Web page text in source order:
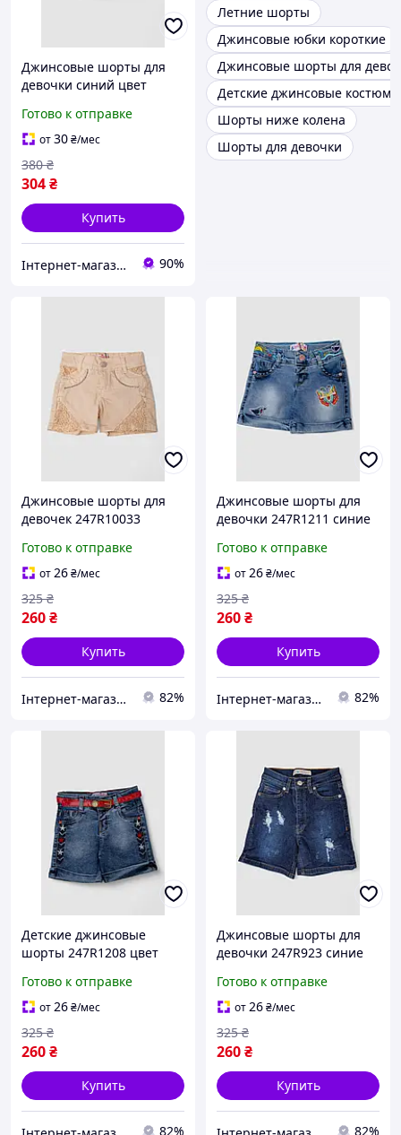
Джинсовые шорты для
девочки синий цвет
для лета стильный
дизайн
Готово к отправке
от30₴/мес
304₴
380 ₴
Купить
Інтернет-магазин Look 100 Clothes 90%
Летние шорты
Джинсовые юбки короткие
Джинсовые шорты для
Детские джинсовые костюмы
Шорты ниже колена
Шорты для девочки
Джинсовые шорты для
девочек 247R10033
лета с карманами и
поясом на резинке
Готово к отправке
от26₴/мес
260₴
325 ₴
Купить
Інтернет-магазин Already Better 82%
Джинсовые шорты для
девочки 247R1211 синие
размер 1-4 года
Готово к отправке
от26₴/мес
260₴
325 ₴
Купить
Інтернет-магазин Already Better 82%
Детские джинсовые
шорты 247R1208 цвет
хлопка для лета размер 1-
4 года
Готово к отправке
от26₴/мес
260₴
325 ₴
Купить
82%
Джинсовые шорты для
девочки 247R923 синие
24 25 32 34 с высокой
талией
Готово к отправке
от26₴/мес
260₴
325 ₴
Купить
82%